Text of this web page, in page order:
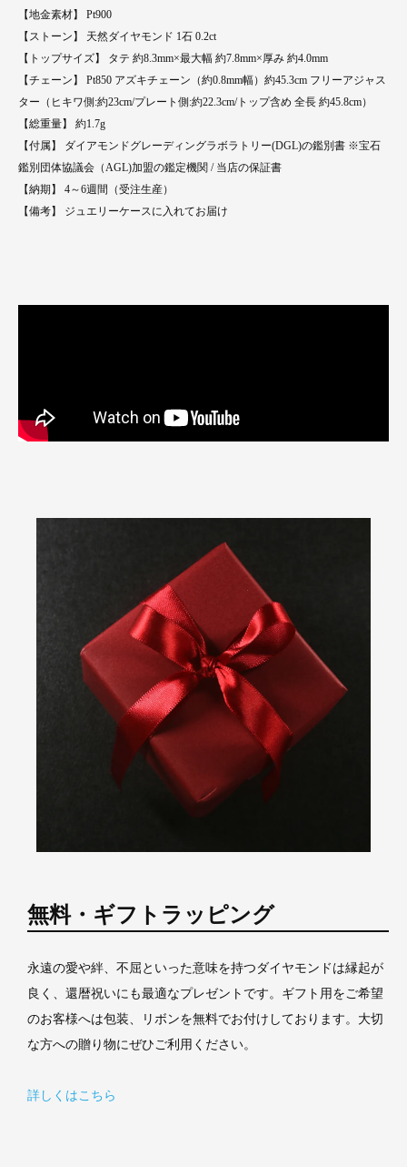
【地金素材】 Pt900
【ストーン】 天然ダイヤモンド 1石 0.2ct
【トップサイズ】 タテ 約8.3mm×最大幅 約7.8mm×厚み 約4.0mm
【チェーン】 Pt850 アズキチェーン（約0.8mm幅）約45.3cm フリーアジャス
ター（ヒキワ側:約23cm/プレート側:約22.3cm/トップ含め 全長 約45.8cm）
【総重量】 約1.7g
【付属】 ダイアモンドグレーディングラボラトリー(DGL)の鑑別書 ※宝石
鑑別団体協議会（AGL)加盟の鑑定機関 / 当店の保証書
【納期】 4～6週間（受注生産）
【備考】 ジュエリーケースに入れてお届け
無料・ギフトラッピング
永遠の愛や絆、不屈といった意味を持つダイヤモンドは縁起が
良く、還暦祝いにも最適なプレゼントです。ギフト用をご希望
のお客様へは包装、リボンを無料でお付けしております。大切
な方への贈り物にぜひご利用ください。
詳しくはこちら